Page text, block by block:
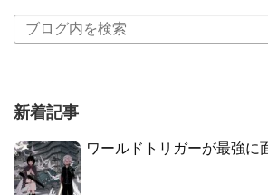
新着記事
ワールドトリガーが最強に